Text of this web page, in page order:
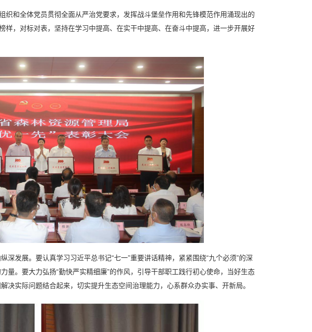
和全体党员贯彻全面从严治党要求，发挥战斗堡垒作用和先锋模范作用涌现出的
样，对标对表，坚持在学习中提高、在实干中提高、在奋斗中提高，进一步开展好
发展。要认真学习习近平总书记“七一”重要讲话精神，紧紧围绕“九个必须”的深
量。要大力弘扬“勤快严实精细廉”的作风，引导干部职工践行初心使命，当好生态
决实际问题结合起来，切实提升生态空间治理能力，心系群众办实事、开新局。